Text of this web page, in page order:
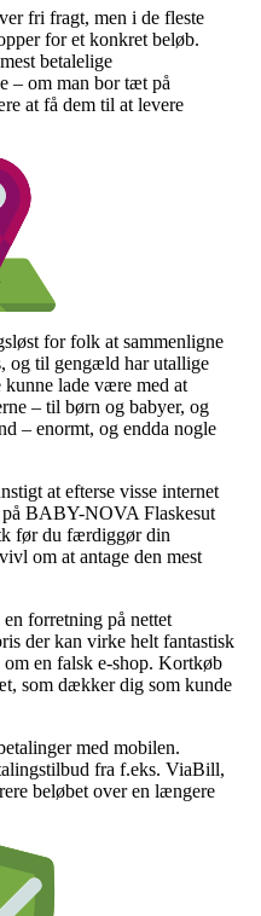
fri fragt, men i de fleste
for et konkret beløb.
betalelige
– om man bor tæt på
at få dem til at levere
for folk at sammenligne
og til gengæld har utallige
lade være med at
– til børn og babyer, og
– enormt, og endda nogle
at efterse visse internet
på BABY-NOVA Flaskesut
før du færdiggør din
om at antage den mest
forretning på nettet
der kan virke helt fantastisk
en falsk e-shop. Kortkøb
som dækker dig som kunde
med mobilen.
fra f.eks. ViaBill,
beløbet over en længere